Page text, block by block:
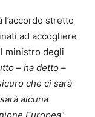
stretto
ad accogliere
ministro degli
– ha detto –
che ci sarà
alcuna